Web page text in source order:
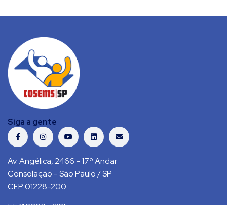
Siga a gente
Av. Angélica, 2466 - 17º Andar
Consolação - São Paulo / SP
CEP 01228-200